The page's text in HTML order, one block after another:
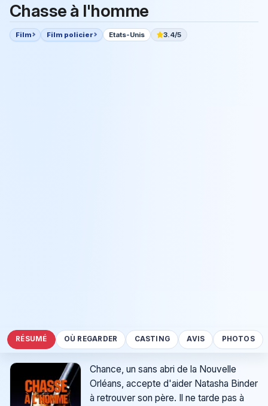
Chasse à l'homme
Film Film policier Etats-Unis 3.4/5
RÉSUMÉ OÙ REGARDER CASTING AVIS PHOTOS
Chance, un sans abri de la Nouvelle
Orléans, accepte d'aider Natasha Binder
à retrouver son père. Il ne tarde pas à